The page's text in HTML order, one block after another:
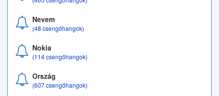
Nevem
(48 csengőhangok)
Nokia
(114 csengőhangok)
Ország
(607 csengőhangok)